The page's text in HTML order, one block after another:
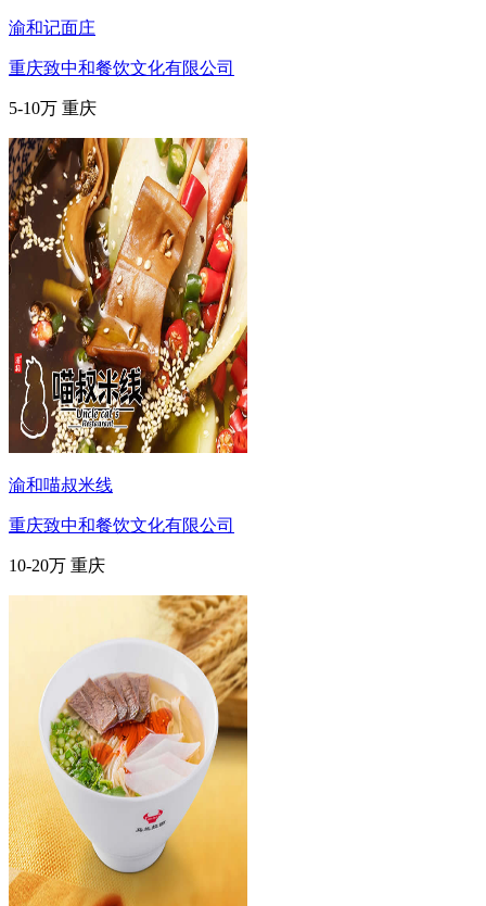
渝和记面庄
重庆致中和餐饮文化有限公司
5-10万 重庆
渝和喵叔米线
重庆致中和餐饮文化有限公司
10-20万 重庆